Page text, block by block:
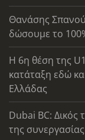
Θανάσης
δώσουμε το
Η 6η θέση της
κατάταξη εδώ
Ελλάδας
Dubai BC: Δικός
της